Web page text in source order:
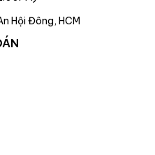
Hội Đông, HCM